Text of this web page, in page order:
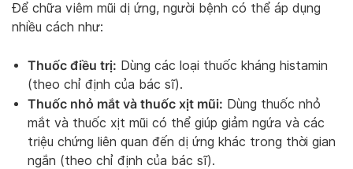
Để chữa viêm mũi dị ứng, người bệnh có thể áp dụng
nhiều cách như:
Thuốc điều trị: Dùng các loại thuốc kháng histamin
(theo chỉ định của bác sĩ).
Thuốc nhỏ mắt và thuốc xịt mũi: Dùng thuốc nhỏ
mắt và thuốc xịt mũi có thể giúp giảm ngứa và các
triệu chứng liên quan đến dị ứng khác trong thời gian
ngắn (theo chỉ định của bác sĩ).